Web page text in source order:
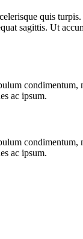
quis
sagittis. Ut
ac ipsum.
ac ipsum.